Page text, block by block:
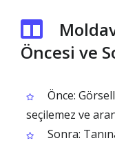
Öncesi ve
Önce:
seçilemez ve
Sonra: